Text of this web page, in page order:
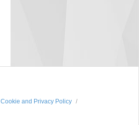
Cookie and Privacy Policy